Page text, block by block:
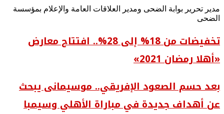
مدير تحرير بوابة الضحى ومدير العلاقات العامة والإعلام بمؤسسة
الضحى
تخفيضات من 18% إلى 28%.. افتتاح معارض
«أهلا رمضان 2021»
بعد حسم الصعود الإفريقي.. موسيمانى يبحث
عن أهداف جديدة في مباراة الأهلي وسيمبا